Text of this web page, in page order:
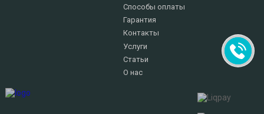
Способы оплаты
Гарантия
Контакты
Услуги
Статьи
О нас